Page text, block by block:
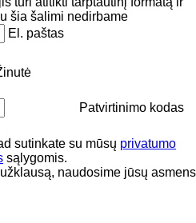
šia šalimi nedirbame
El. paštas
Patvirtinimo kodas
sutinkate su mūsų privatumo
sąlygomis.
naudosime jūsų asmens